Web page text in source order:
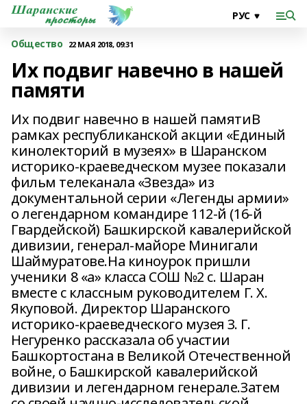
Общество 22 МАЯ 2018, 09:31
Их подвиг навечно в нашей
памяти
Их подвиг навечно в нашей памятиВ
рамках республиканской акции «Единый
кинолекторий в музеях» в Шаранском
историко-краеведческом музее показали
фильм телеканала «Звезда» из
документальной серии «Легенды армии»
о легендарном командире 112-й (16-й
Гвардейской) Башкирской кавалерийской
дивизии, генерал-майоре Минигали
Шаймуратове.На киноурок пришли
ученики 8 «а» класса СОШ №2 с. Шаран
вместе с классным руководителем Г. Х.
Якуповой. Директор Шаранского
историко-краеведческого музея З. Г.
Негуренко рассказала об участии
Башкортостана в Великой Отечественной
войне, о Башкирской кавалерийской
дивизии и легендарном генерале.Затем